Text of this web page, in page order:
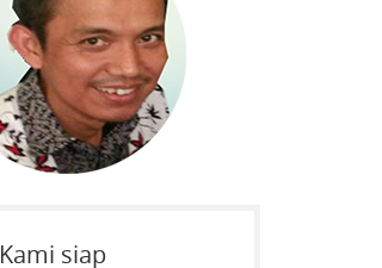
Kami siap